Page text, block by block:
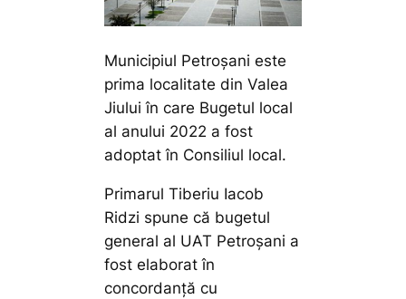
Municipiul Petroșani este
prima localitate din Valea
Jiului în care Bugetul local
al anului 2022 a fost
adoptat în Consiliul local.
Primarul Tiberiu Iacob
Ridzi spune că bugetul
general al UAT Petroșani a
fost elaborat în
concordanță cu